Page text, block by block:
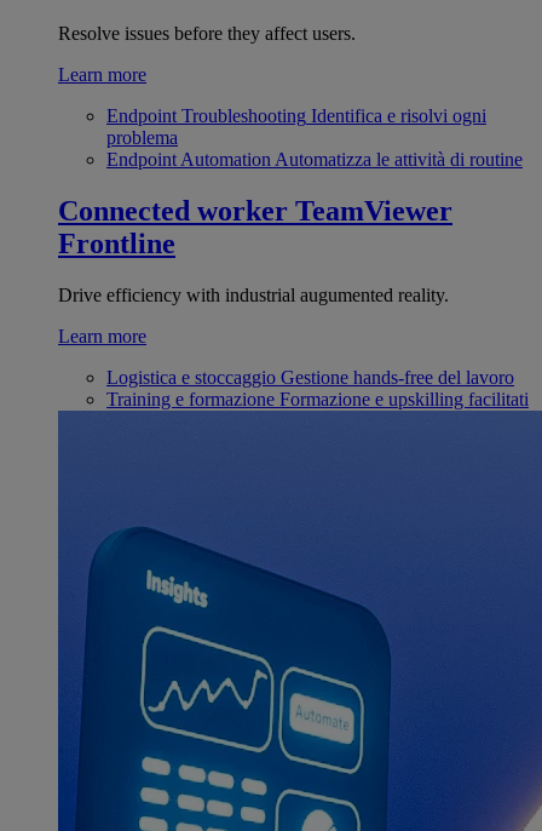
Resolve issues before they affect users.
Learn more
Endpoint Troubleshooting Identifica e risolvi ogni
problema
Endpoint Automation Automatizza le attività di routine
Connected worker TeamViewer
Frontline
Drive efficiency with industrial augumented reality.
Learn more
Logistica e stoccaggio Gestione hands-free del lavoro
Training e formazione Formazione e upskilling facilitati